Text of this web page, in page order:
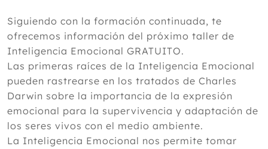
Siguiendo con la formación continuada, te
ofrecemos información del próximo taller de
Inteligencia Emocional GRATUITO.
Las primeras raíces de la Inteligencia Emocional
pueden rastrearse en los tratados de Charles
Darwin sobre la importancia de la expresión
emocional para la supervivencia y adaptación de
los seres vivos con el medio ambiente.
La Inteligencia Emocional nos permite tomar